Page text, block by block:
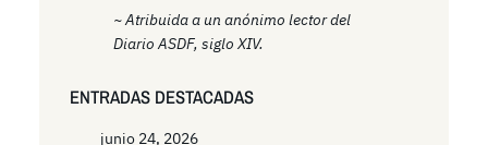
~ Atribuida a un anónimo lector del
Diario ASDF, siglo XIV.
ENTRADAS DESTACADAS
junio 24, 2026